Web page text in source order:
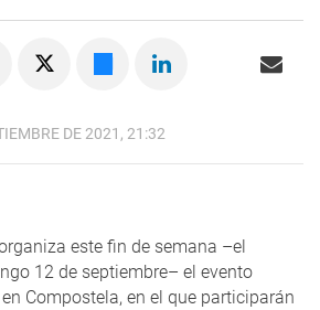
DE 2021, 21:32
este fin de semana –el
12 de septiembre– el evento
Compostela, en el que participarán